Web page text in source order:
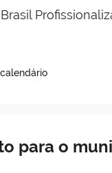
para o